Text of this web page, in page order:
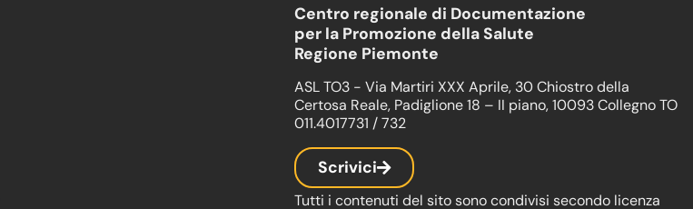
Centro regionale di Documentazione
per la Promozione della Salute
Regione Piemonte
ASL TO3 - Via Martiri XXX Aprile, 30 Chiostro della
Certosa Reale, Padiglione 18 – II piano, 10093 Collegno TO
011.4017731 / 732
Scrivici
Tutti i contenuti del sito sono condivisi secondo licenza